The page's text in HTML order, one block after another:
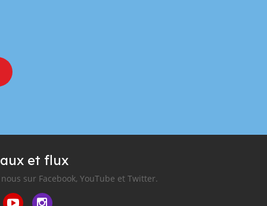
et flux
sur Facebook, YouTube et Twitter.